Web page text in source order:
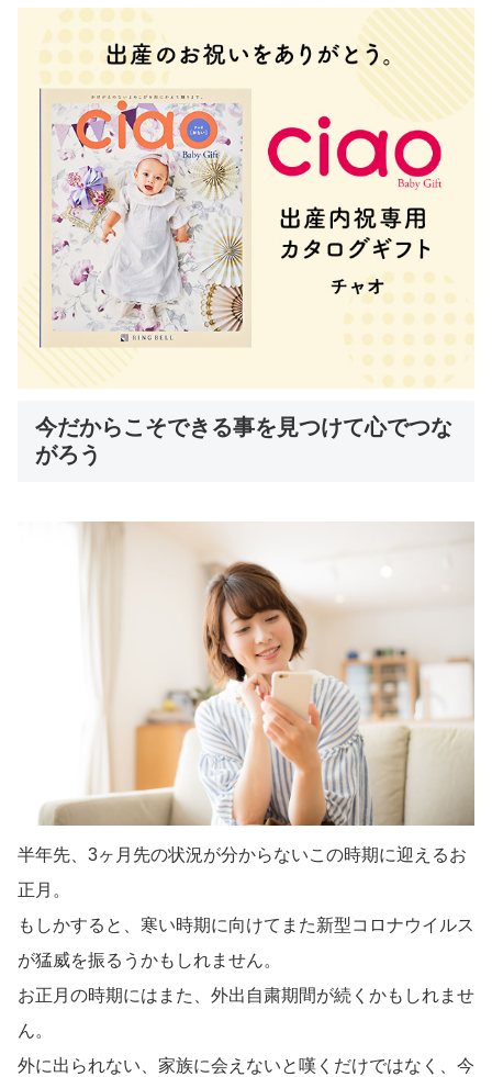
今だからこそできる事を見つけて心でつな
がろう
半年先、3ヶ月先の状況が分からないこの時期に迎えるお
正月。
もしかすると、寒い時期に向けてまた新型コロナウイルス
が猛威を振るうかもしれません。
お正月の時期にはまた、外出自粛期間が続くかもしれませ
ん。
外に出られない、家族に会えないと嘆くだけではなく、今